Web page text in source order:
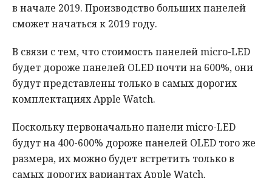
в начале 2019. Производство больших панелей
сможет начаться к 2019 году.
В связи с тем, что стоимость панелей micro-LED
будет дороже панелей OLED почти на 600%, они
будут представлены только в самых дорогих
комплектациях Apple Watch.
Поскольку первоначально панели micro-LED
будут на 400-600% дороже панелей OLED того же
размера, их можно будет встретить только в
самых дорогих вариантах Apple Watch.